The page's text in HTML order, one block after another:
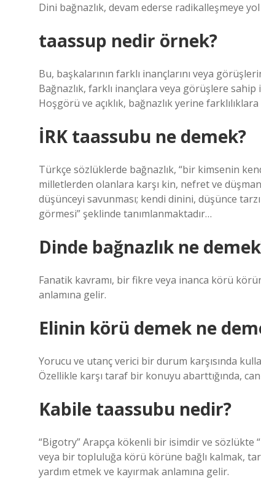
Dini bağnazlık, devam ederse radikalleşmeye
taassup nedir örnek?
Bu, başkalarının farklı inançlarını veya
Bağnazlık, farklı inançlara veya görüşlere sahip
Hoşgörü ve açıklık, bağnazlık yerine
İRK taassubu ne demek?
Türkçe sözlüklerde bağnazlık, “bir kimsenin
milletlerden olanlara karşı kin, nefret ve
düşünceyi savunması; kendi dinini, düşünce
görmesi” şeklinde tanımlanmaktadır…
Dinde bağnazlık ne
Fanatik kavramı, bir fikre veya inanca körü
anlamına gelir.
Elinin körü demek ne
Yorucu ve utanç verici bir durum karşısında
Özellikle karşı taraf bir konuyu abarttığında, can
Kabile taassubu nedir?
“Bigotry” Arapça kökenli bir isimdir ve sözlükte
veya bir topluluğa körü körüne bağlı kalmak,
yardım etmek ve kayırmak anlamına gelir.